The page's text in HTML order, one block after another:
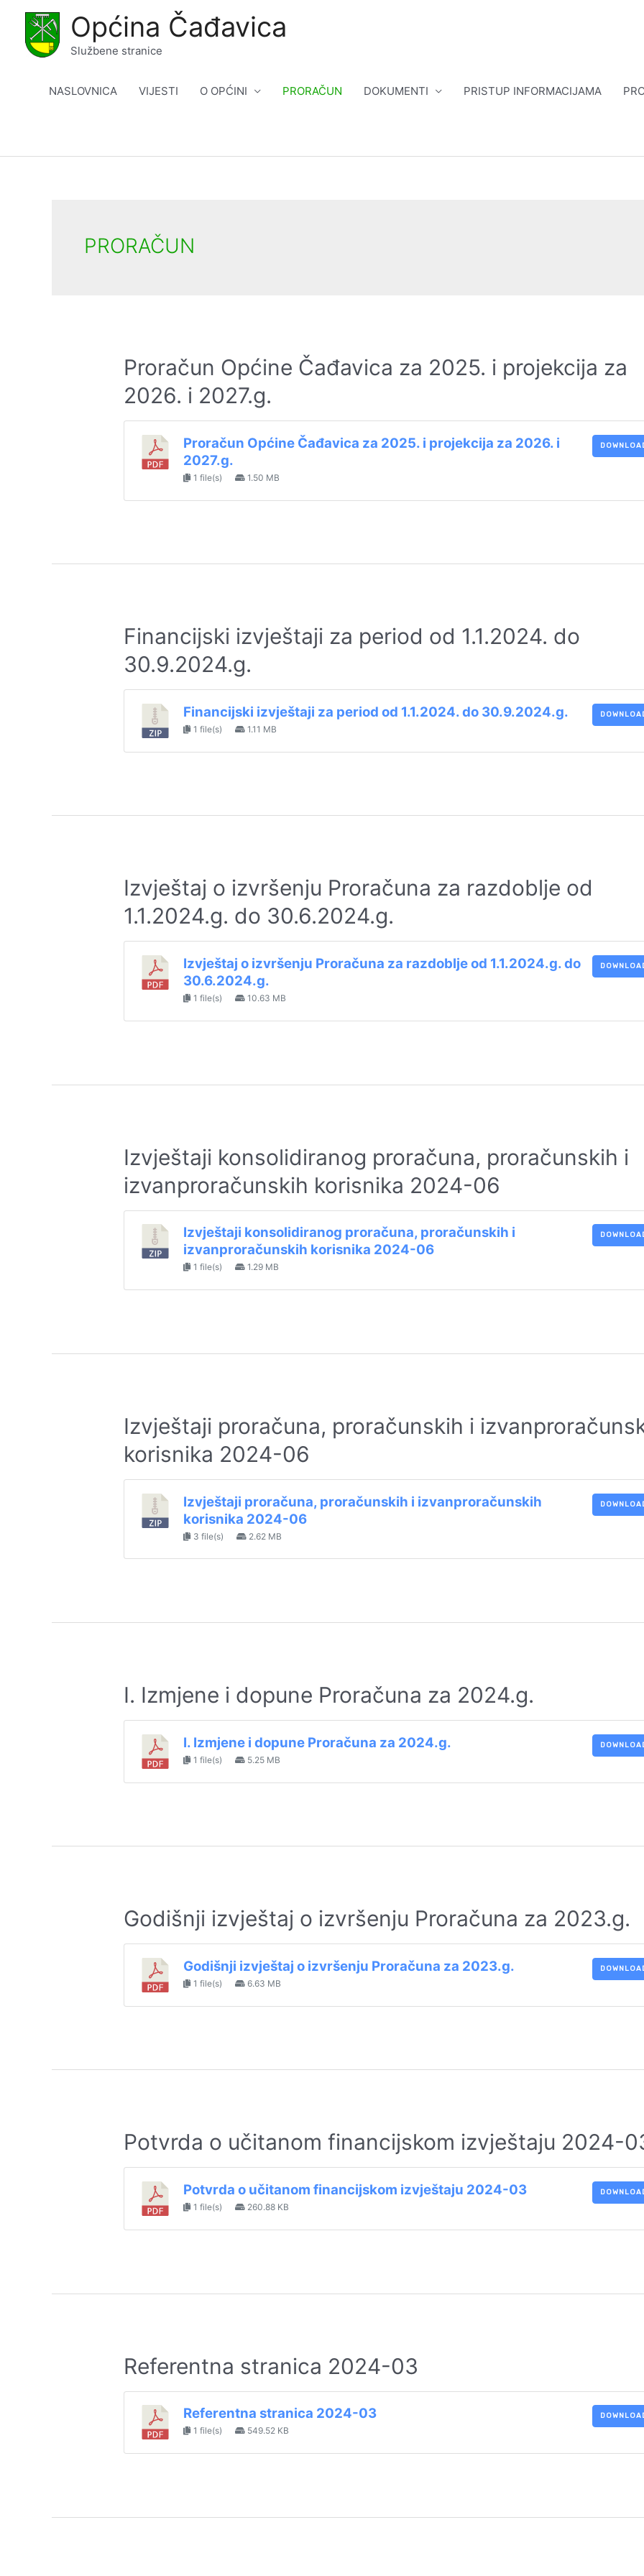
content
Općina Čađavica
Službene stranice
NASLOVNICA VIJESTI O OPĆINI PRORAČUN DOKUMENTI PRISTUP INFORMACIJAMA
PRORAČUN
Proračun Općine Čađavica za 2025. i projekcija za
2026. i 2027.g.
Proračun Općine Čađavica za 2025. i projekcija za 2026. i
2027.g.
1 file(s) 1.50 MB
Financijski izvještaji za period od 1.1.2024. do
30.9.2024.g.
Financijski izvještaji za period od 1.1.2024. do 30.9.2024.g.
1 file(s) 1.11 MB
Izvještaj o izvršenju Proračuna za razdoblje od
1.1.2024.g. do 30.6.2024.g.
Izvještaj o izvršenju Proračuna za razdoblje od 1.1.2024.g. do
30.6.2024.g.
1 file(s) 10.63 MB
Izvještaji konsolidiranog proračuna, proračunskih i
izvanproračunskih korisnika 2024-06
Izvještaji konsolidiranog proračuna, proračunskih i
izvanproračunskih korisnika 2024-06
1 file(s) 1.29 MB
Izvještaji proračuna, proračunskih i
korisnika 2024-06
Izvještaji proračuna, proračunskih i izvanproračunskih
korisnika 2024-06
3 file(s) 2.62 MB
I. Izmjene i dopune Proračuna za 2024.g.
I. Izmjene i dopune Proračuna za 2024.g.
1 file(s) 5.25 MB
Godišnji izvještaj o izvršenju Proračuna za 2023.g.
Godišnji izvještaj o izvršenju Proračuna za 2023.g.
1 file(s) 6.63 MB
Potvrda o učitanom financijskom izvještaju 2024-
Potvrda o učitanom financijskom izvještaju 2024-03
1 file(s) 260.88 KB
Referentna stranica 2024-03
Referentna stranica 2024-03
1 file(s) 549.52 KB